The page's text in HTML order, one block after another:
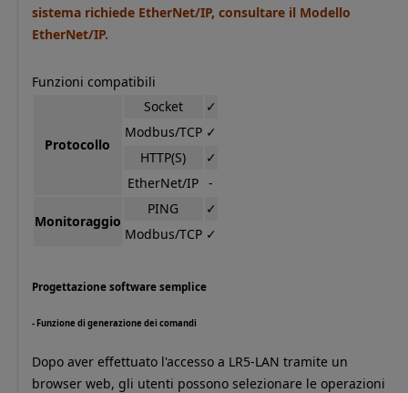
sistema richiede EtherNet/IP, consultare il Modello
EtherNet/IP.
Funzioni compatibili
Protocollo
Socket
✓
Modbus/TCP ✓
HTTP(S)
✓
EtherNet/IP
‐
Monitoraggio
PING
✓
Modbus/TCP ✓
Progettazione software semplice
- Funzione di generazione dei comandi
Dopo aver effettuato l'accesso a LR5-LAN tramite un
browser web, gli utenti possono selezionare le operazioni